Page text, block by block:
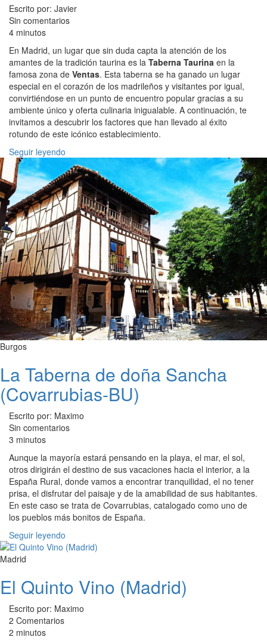
Escrito por: Javier
Sin comentarios
4 minutos
En Madrid, un lugar que sin duda capta la atención de los
amantes de la tradición taurina es la Taberna Taurina en la
famosa zona de Ventas. Esta taberna se ha ganado un lugar
especial en el corazón de los madrileños y visitantes por igual,
convirtiéndose en un punto de encuentro popular gracias a su
ambiente único y oferta culinaria inigualable. A continuación, te
invitamos a descubrir los factores que han llevado al éxito
rotundo de este icónico establecimiento.
Seguir leyendo
Burgos
La Taberna de doña Sancha
(Covarrubias-BU)
Escrito por: Maximo
Sin comentarios
3 minutos
Aunque la mayoría estará pensando en la playa, el mar, el sol,
otros dirigirán el destino de sus vacaciones hacia el interior, a la
España Rural, donde vamos a encontrar tranquilidad, el no tener
prisa, el disfrutar del paisaje y de la amabilidad de sus habitantes.
En este caso se trata de Covarrubias, catalogado como uno de
los pueblos más bonitos de España.
Seguir leyendo
Madrid
El Quinto Vino (Madrid)
Escrito por: Maximo
2 Comentarios
2 minutos